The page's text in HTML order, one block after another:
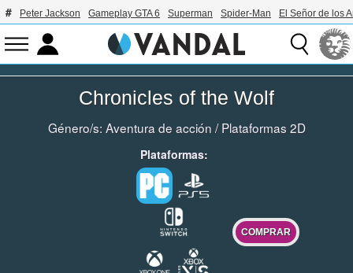
Peter Jackson Gameplay GTA 6 Superman Spider-Man El Señor de los
Chronicles of the Wolf
Género/s: Aventura de acción /Plataformas 2D
Plataformas:
COMPRAR